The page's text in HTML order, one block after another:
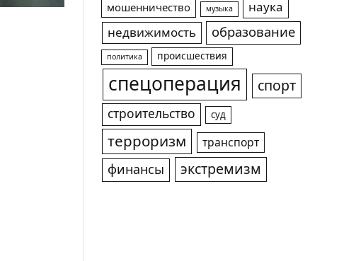
мошенничество музыка
наука
недвижимость
образование
политика происшествия
спецоперация спорт
строительство суд
терроризм транспорт
финансы экстремизм